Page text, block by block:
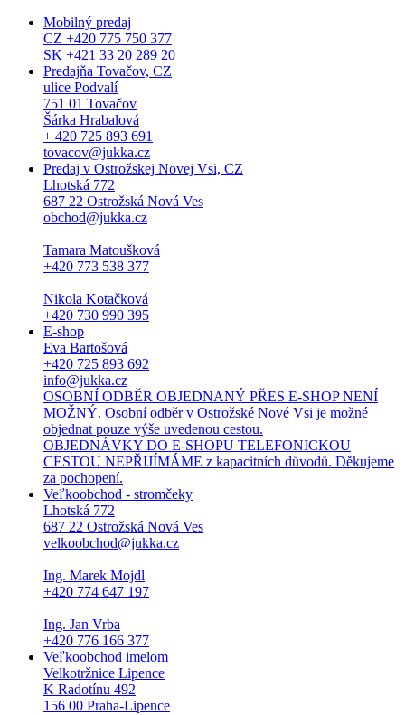
Mobilný predaj
CZ +420 775 750 377
SK +421 33 20 289 20
Predajňa Tovačov, CZ
ulice Podvalí
751 01 Tovačov
Šárka Hrabalová
+ 420 725 893 691
tovacov@jukka.cz
Predaj v Ostrožskej Novej Vsi, CZ
Lhotská 772
687 22 Ostrožská Nová Ves
obchod@jukka.cz
Tamara Matoušková
+420 773 538 377
Nikola Kotačková
+420 730 990 395
E-shop
Eva Bartošová
+420 725 893 692
info@jukka.cz
OSOBNÍ ODBĚR OBJEDNANÝ PŘES E-SHOP NENÍ
MOŽNÝ. Osobní odběr v Ostrožské Nové Vsi je možné
objednat pouze výše uvedenou cestou.
OBJEDNÁVKY DO E-SHOPU TELEFONICKOU
CESTOU NEPŘIJÍMÁME z kapacitních důvodů. Děkujeme
za pochopení.
Veľkoobchod - stromčeky
Lhotská 772
687 22 Ostrožská Nová Ves
velkoobchod@jukka.cz
Ing. Marek Mojdl
+420 774 647 197
Ing. Jan Vrba
+420 776 166 377
Veľkoobchod imelom
Velkotržnice Lipence
K Radotínu 492
156 00 Praha-Lipence